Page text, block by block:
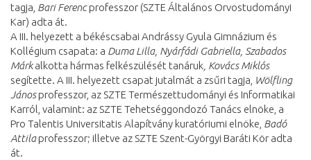
tagja, Bari Ferencprofesszor (SZTE Általános Orvostudományi
Kar) adta át.
A III. helyezett a békéscsabai Andrássy Gyula Gimnázium és
Kollégium csapata: a Duma Lilla, Nyárfádi Gabriella, Szabados
Márkalkotta hármas felkészülését tanáruk , Kovács Miklós
segítette. A III. helyezett csapat jutalmát a zsűri tagja, Wölfling
Jánosprofesszor, az SZTE Természettudományi és Informatikai
Karról, valamint: az SZTE Tehetséggondozó Tanács elnöke, a
Pro Talentis Universitatis Alapítvány kuratóriumi elnöke, Badó
Attilaprofesszor; illetve az SZTE Szent-Györgyi Baráti Kör adta
át.